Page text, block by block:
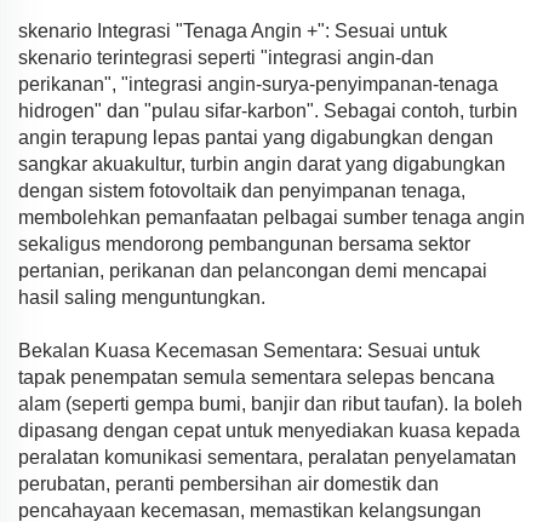
skenario Integrasi "Tenaga Angin +": Sesuai untuk
skenario terintegrasi seperti "integrasi angin-dan
perikanan", "integrasi angin-surya-penyimpanan-tenaga
hidrogen" dan "pulau sifar-karbon". Sebagai contoh, turbin
angin terapung lepas pantai yang digabungkan dengan
sangkar akuakultur, turbin angin darat yang digabungkan
dengan sistem fotovoltaik dan penyimpanan tenaga,
membolehkan pemanfaatan pelbagai sumber tenaga angin
sekaligus mendorong pembangunan bersama sektor
pertanian, perikanan dan pelancongan demi mencapai
hasil saling menguntungkan.
Bekalan Kuasa Kecemasan Sementara: Sesuai untuk
tapak penempatan semula sementara selepas bencana
alam (seperti gempa bumi, banjir dan ribut taufan). Ia boleh
dipasang dengan cepat untuk menyediakan kuasa kepada
peralatan komunikasi sementara, peralatan penyelamatan
perubatan, peranti pembersihan air domestik dan
pencahayaan kecemasan, memastikan kelangsungan